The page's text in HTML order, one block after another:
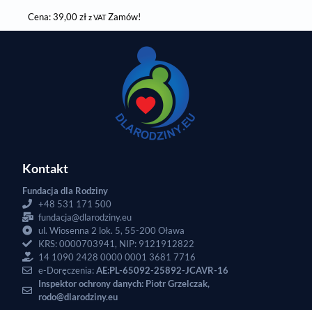
Cena:39,00zł z VAT Zamów!
Kontakt
Fundacja dla Rodziny
+48 531 171 500
fundacja@dlarodziny.eu
ul. Wiosenna 2 lok. 5, 55-200 Oława
KRS: 0000703941, NIP: 9121912822
14 1090 2428 0000 0001 3681 7716
e-Doręczenia:AE:PL-65092-25892-JCAVR-16
Inspektor ochrony danych: Piotr Grzelczak,
rodo@dlarodziny.eu